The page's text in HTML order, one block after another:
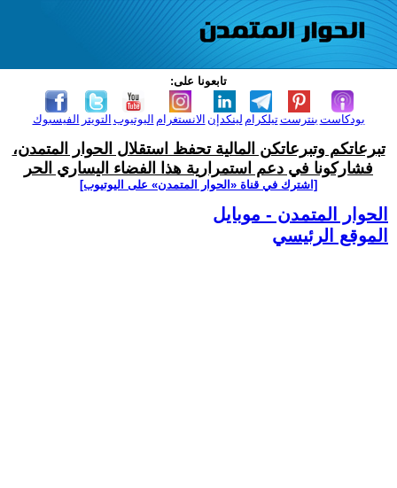
تابعونا على:
الفيسبوك التويتر اليوتيوب الانستغرام لينكدإن تيلكرامبنترست بودكاست
تبرعاتكم وتبرعاتكن المالية تحفظ استقلال الحوار المتمدن،
فشاركونا في دعم استمرارية هذا الفضاء اليساري الحر
[اشترك في قناة ‫«الحوار المتمدن» على اليوتيوب]
الحوار المتمدن - موبايل
الموقع الرئيسي